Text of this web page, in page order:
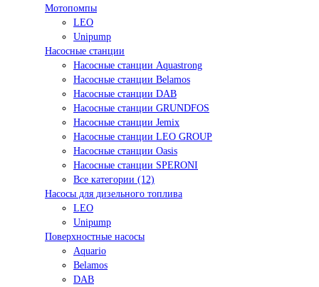
Мотопомпы
LEO
Unipump
Насосные станции
Насосные станции Aquastrong
Насосные станции Belamos
Насосные станции DAB
Насосные станции GRUNDFOS
Насосные станции Jemix
Насосные станции LEO GROUP
Насосные станции Oasis
Насосные станции SPERONI
Все категории (12)
Насосы для дизельного топлива
LEO
Unipump
Поверхностные насосы
Aquario
Belamos
DAB